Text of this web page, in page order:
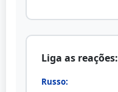
Liga as reações:
Russo: